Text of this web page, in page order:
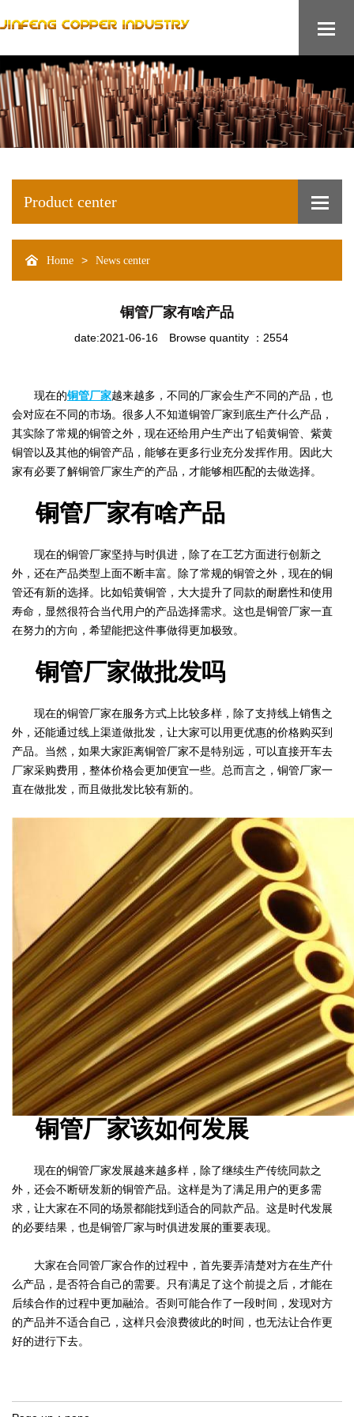
Product center
Home > News center
铜管厂家有啥产品
date:2021-06-16 Browse quantity ：2554
现在的铜管厂家越来越多，不同的厂家会生产不同的产品，也
会对应在不同的市场。很多人不知道铜管厂家到底生产什么产品，
其实除了常规的铜管之外，现在还给用户生产出了铅黄铜管、紫黄
铜管以及其他的铜管产品，能够在更多行业充分发挥作用。因此大
家有必要了解铜管厂家生产的产品，才能够相匹配的去做选择。
铜管厂家有啥产品
现在的铜管厂家坚持与时俱进，除了在工艺方面进行创新之
外，还在产品类型上面不断丰富。除了常规的铜管之外，现在的铜
管还有新的选择。比如铅黄铜管，大大提升了同款的耐磨性和使用
寿命，显然很符合当代用户的产品选择需求。这也是铜管厂家一直
在努力的方向，希望能把这件事做得更加极致。
铜管厂家做批发吗
现在的铜管厂家在服务方式上比较多样，除了支持线上销售之
外，还能通过线上渠道做批发，让大家可以用更优惠的价格购买到
产品。当然，如果大家距离铜管厂家不是特别远，可以直接开车去
厂家采购费用，整体价格会更加便宜一些。总而言之，铜管厂家一
直在做批发，而且做批发比较有新的。
铜管厂家该如何发展
现在的铜管厂家发展越来越多样，除了继续生产传统同款之
外，还会不断研发新的铜管产品。这样是为了满足用户的更多需
求，让大家在不同的场景都能找到适合的同款产品。这是时代发展
的必要结果，也是铜管厂家与时俱进发展的重要表现。
大家在合同管厂家合作的过程中，首先要弄清楚对方在生产什
么产品，是否符合自己的需要。只有满足了这个前提之后，才能在
后续合作的过程中更加融洽。否则可能合作了一段时间，发现对方
的产品并不适合自己，这样只会浪费彼此的时间，也无法让合作更
好的进行下去。